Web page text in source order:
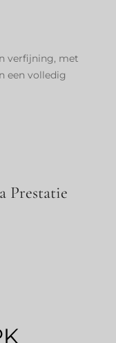
verfijning, met
een volledig
Prestatie